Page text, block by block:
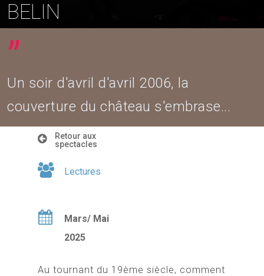
BELIN
”
Un soir d'avril d'avril 2006, la
couverture du château s'embrase...
Retour aux
spectacles
Lectures
Mars/ Mai
2025
Au tournant du 19ème siècle, comment